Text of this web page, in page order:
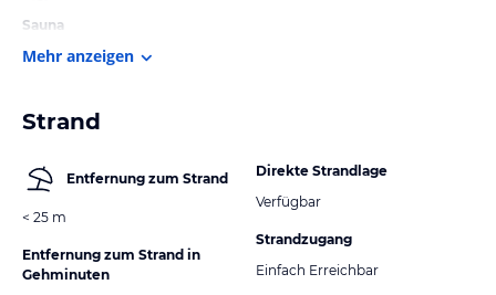
Sauna
Mehr anzeigen
Strand
Entfernung zum Strand
< 25 m
Entfernung zum Strand in
Gehminuten
Direkte Strandlage
Verfügbar
Strandzugang
Einfach Erreichbar